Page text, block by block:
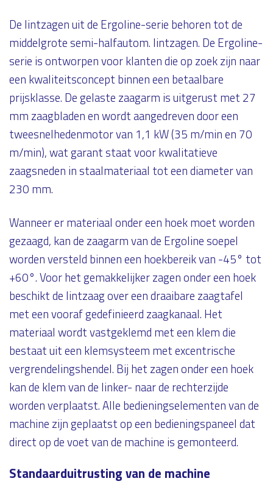
De lintzagen uit de Ergoline-serie behoren tot de
middelgrote semi-halfautom. lintzagen. De Ergoline-
serie is ontworpen voor klanten die op zoek zijn naar
een kwaliteitsconcept binnen een betaalbare
prijsklasse. De gelaste zaagarm is uitgerust met 27
mm zaagbladen en wordt aangedreven door een
tweesnelhedenmotor van 1,1 kW (35 m/min en 70
m/min), wat garant staat voor kwalitatieve
zaagsneden in staalmateriaal tot een diameter van
230 mm.
Wanneer er materiaal onder een hoek moet worden
gezaagd, kan de zaagarm van de Ergoline soepel
worden versteld binnen een hoekbereik van -45° tot
+60°. Voor het gemakkelijker zagen onder een hoek
beschikt de lintzaag over een draaibare zaagtafel
met een vooraf gedefinieerd zaagkanaal. Het
materiaal wordt vastgeklemd met een klem die
bestaat uit een klemsysteem met excentrische
vergrendelingshendel. Bij het zagen onder een hoek
kan de klem van de linker- naar de rechterzijde
worden verplaatst. Alle bedieningselementen van de
machine zijn geplaatst op een bedieningspaneel dat
direct op de voet van de machine is gemonteerd.
Standaarduitrusting van de machine